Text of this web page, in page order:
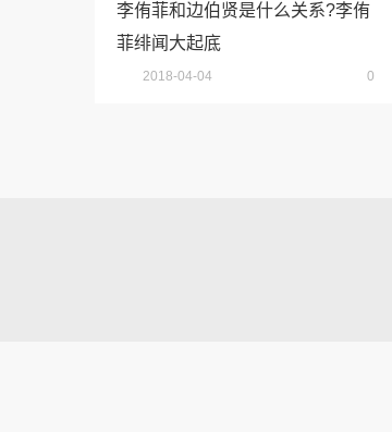
李侑菲和边伯贤是什么关系?李侑
菲绯闻大起底
2018-04-04 0